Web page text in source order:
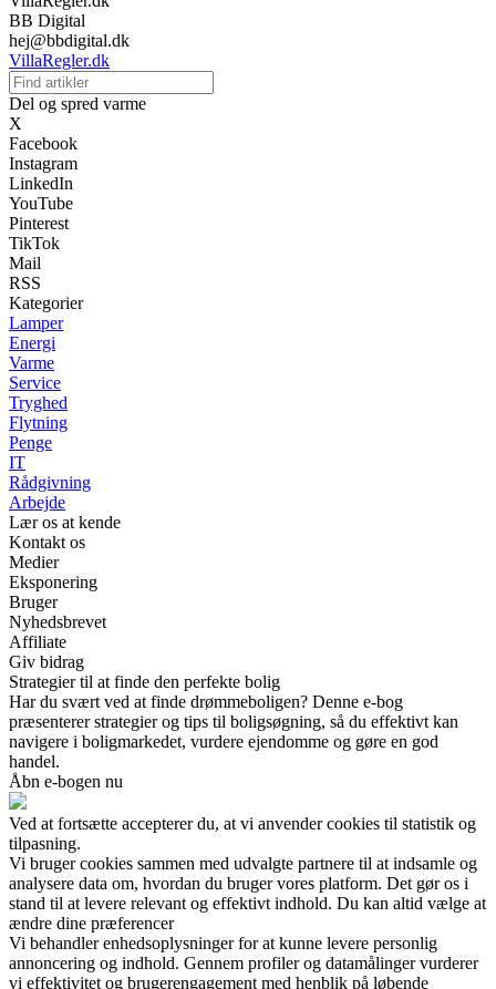
BB Digital
hej@bbdigital.dk
VillaRegler.dk
Del og spred varme
X
Facebook
Instagram
LinkedIn
YouTube
Pinterest
TikTok
Mail
RSS
Kategorier
Lamper
Energi
Varme
Service
Tryghed
Flytning
Penge
IT
Rådgivning
Arbejde
Lær os at kende
Kontakt os
Medier
Eksponering
Bruger
Nyhedsbrevet
Affiliate
Giv bidrag
Strategier til at finde den perfekte bolig
Har du svært ved at finde drømmeboligen? Denne e-bog
præsenterer strategier og tips til boligsøgning, så du effektivt kan
navigere i boligmarkedet, vurdere ejendomme og gøre en god
handel.
Åbn e-bogen nu
Ved at fortsætte accepterer du, at vi anvender cookies til statistik og
tilpasning.
Vi bruger cookies sammen med udvalgte partnere til at indsamle og
analysere data om, hvordan du bruger vores platform. Det gør os i
stand til at levere relevant og effektivt indhold. Du kan altid vælge at
ændre dine præferencer
Vi behandler enhedsoplysninger for at kunne levere personlig
annoncering og indhold. Gennem profiler og datamålinger vurderer
vi effektivitet og brugerengagement med henblik på løbende